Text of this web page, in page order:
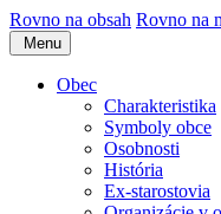
Rovno na obsah Rovno na
Menu
Obec
Charakteristika
Symboly obce
Osobnosti
História
Ex-starostovia